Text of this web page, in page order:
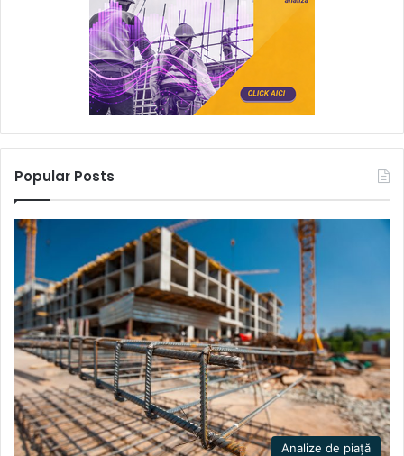
Popular Posts
Analize de piață